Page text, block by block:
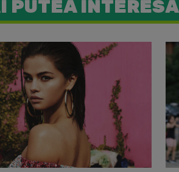
PUTEA INTERESA